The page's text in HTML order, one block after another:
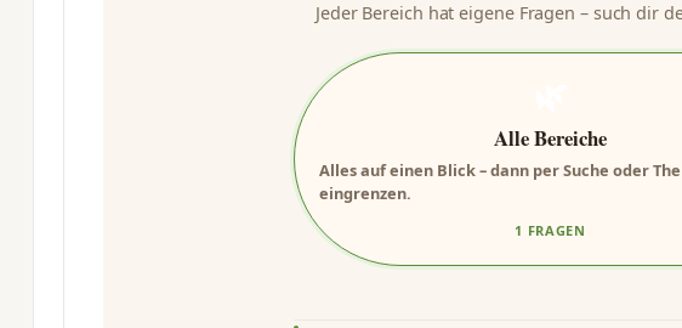
Jeder Bereich hat eigene Fragen – such dir
Alle Bereiche
Alles auf einen Blick – dann per Suche oder
eingrenzen.
1 FRAGEN